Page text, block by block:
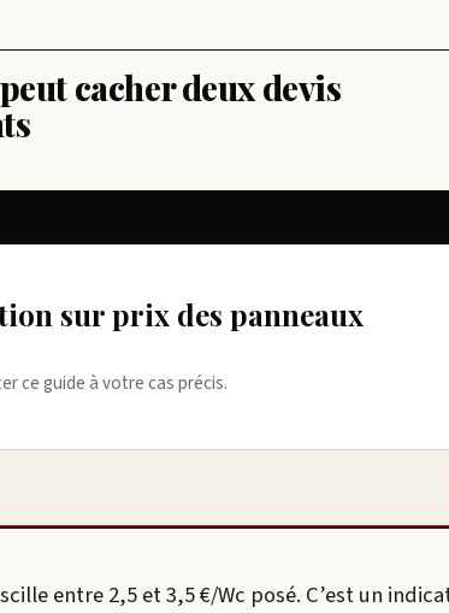
cacher deux devis
ce guide à votre cas précis.
entre 2,5 et 3,5 €/Wc posé. C’est un